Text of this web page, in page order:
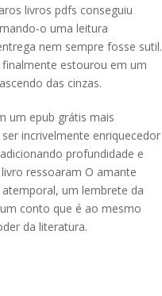
livros pdfs conseguiu
o uma leitura
nem sempre fosse sutil.
estourou em um
das cinzas.
um epub grátis mais
incrivelmente enriquecedor
profundidade e
ressoaram O amante
um lembrete da
conto que é ao mesmo
da literatura.